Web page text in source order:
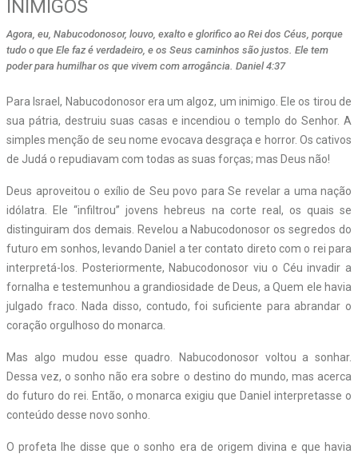
INIMIGOS
Agora, eu, Nabucodonosor, louvo, exalto e glorifico ao Rei dos Céus, porque
tudo o que Ele faz é verdadeiro, e os Seus caminhos são justos. Ele tem
poder para humilhar os que vivem com arrogância. Daniel 4:37
Para Israel, Nabucodonosor era um algoz, um inimigo. Ele os tirou de
sua pátria, destruiu suas casas e incendiou o templo do Senhor. A
simples menção de seu nome evocava desgraça e horror. Os cativos
de Judá o repudiavam com todas as suas forças; mas Deus não!
Deus aproveitou o exílio de Seu povo para Se revelar a uma nação
idólatra. Ele “infiltrou” jovens hebreus na corte real, os quais se
distinguiram dos demais. Revelou a Nabucodonosor os segredos do
futuro em sonhos, levando Daniel a ter contato direto com o rei para
interpretá-los. Posteriormente, Nabucodonosor viu o Céu invadir a
fornalha e testemunhou a grandiosidade de Deus, a Quem ele havia
julgado fraco. Nada disso, contudo, foi suficiente para abrandar o
coração orgulhoso do monarca.
Mas algo mudou esse quadro. Nabucodonosor voltou a sonhar.
Dessa vez, o sonho não era sobre o destino do mundo, mas acerca
do futuro do rei. Então, o monarca exigiu que Daniel interpretasse o
conteúdo desse novo sonho.
O profeta lhe disse que o sonho era de origem divina e que havia